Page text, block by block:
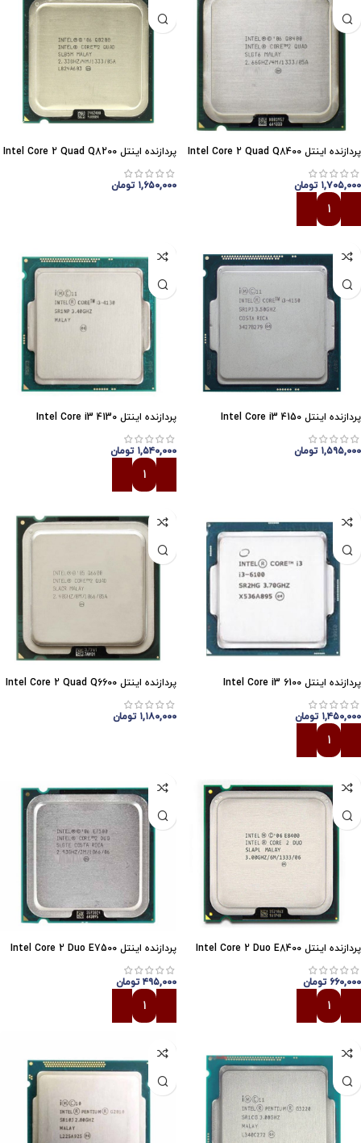
پردازنده اینتل Intel Core 2 Quad Q8400
۱,۷۰۵,۰۰۰ تومان
افزودن به سبد خرید
پردازنده اینتل Intel Core 2 Quad Q8200
۱,۶۵۰,۰۰۰ تومان
پردازنده اینتل Intel Core i3 4150
۱,۵۹۵,۰۰۰ تومان
پردازنده اینتل Intel Core i3 4130
۱,۵۴۰,۰۰۰ تومان
افزودن به سبد خرید
پردازنده اینتل Intel Core i3 6100
۱,۴۵۰,۰۰۰ تومان
افزودن به سبد خرید
پردازنده اینتل Intel Core 2 Quad Q6600
۱,۱۸۰,۰۰۰ تومان
پردازنده اینتل Intel Core 2 Duo E8400
۶۶۰,۰۰۰ تومان
افزودن به سبد خرید
پردازنده اینتل Intel Core 2 Duo E7500
۴۹۵,۰۰۰ تومان
افزودن به سبد خرید